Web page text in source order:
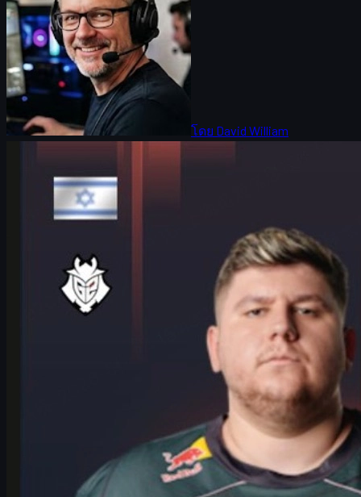
โดย David William
HeavyGod เปิดใจ IEM Cologne Major 2026 กับเส้นทาง
G2 และโลก CS2 skins
สัมภาษณ์พิเศษ HeavyGod ก่อน Playoffs IEM Cologne Major 2026
พูดถึงฟอร์ม G2 การเตรียมตัวใน LANXESS Arena และเทรนด์
CS2 skins สำหรับสายแต่งปืน